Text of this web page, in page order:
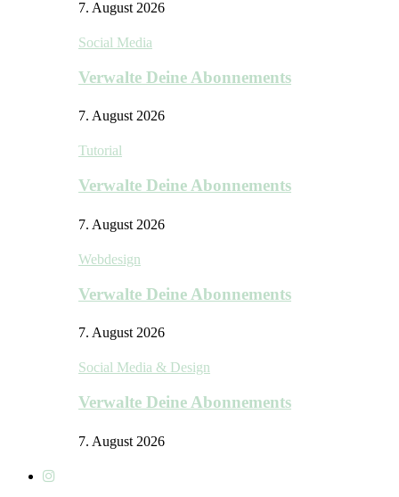
7. August 2026
Social Media
Verwalte Deine Abonnements
7. August 2026
Tutorial
Verwalte Deine Abonnements
7. August 2026
Webdesign
Verwalte Deine Abonnements
7. August 2026
Social Media & Design
Verwalte Deine Abonnements
7. August 2026